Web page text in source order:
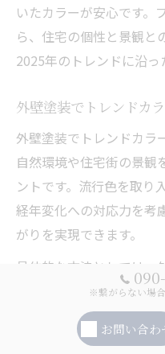
いたカラーが安心です。
ら、住宅の個性と景観と
2025年のトレンドに沿っ
外壁塗装でトレンドカ
外壁塗装でトレンドカラ
自然環境や住宅街の景観
ントです。流行色を取り
経年変化への対応力を考
がりを実現できます。
具体的な方法としては、
うだけでなく、アクセン
に使い分けるのもおすす
壁にグリーンのアクセン
※繋がらない場合
お問い合わ